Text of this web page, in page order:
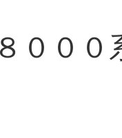
００